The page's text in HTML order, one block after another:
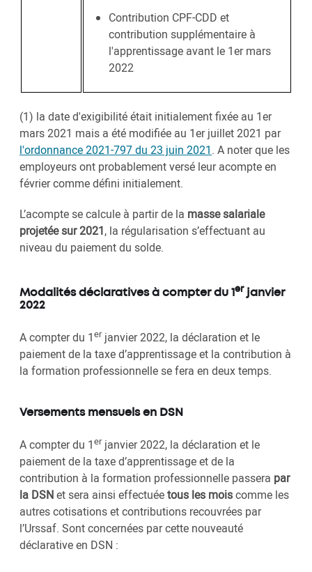
Contribution CPF-CDD et
contribution supplémentaire à
l'apprentissage avant le 1er mars
2022
(1) la date d'exigibilité était initialement fixée au 1er
mars 2021 mais a été modifiée au 1er juillet 2021 par
l'ordonnance 2021-797 du 23 juin 2021. A noter que les
employeurs ont probablement versé leur acompte en
février comme défini initialement.
L’acompte se calcule à partir de la masse salariale
projetée sur 2021, la régularisation s’effectuant au
niveau du paiement du solde.
Modalités déclaratives à compter du 1er janvier
2022
A compter du 1erjanvier 2022, la déclaration et le
paiement de la taxe d’apprentissage et la contribution à
la formation professionnelle se fera en deux temps.
Versements mensuels en DSN
A compter du 1erjanvier 2022, la déclaration et le
paiement de la taxe d’apprentissage et de la
contribution à la formation professionnelle passera par
la DSNet sera ainsi effectuéetous les moiscomme les
autres cotisations et contributions recouvrées par
l’Urssaf. Sont concernées par cette nouveauté
déclarative en DSN :